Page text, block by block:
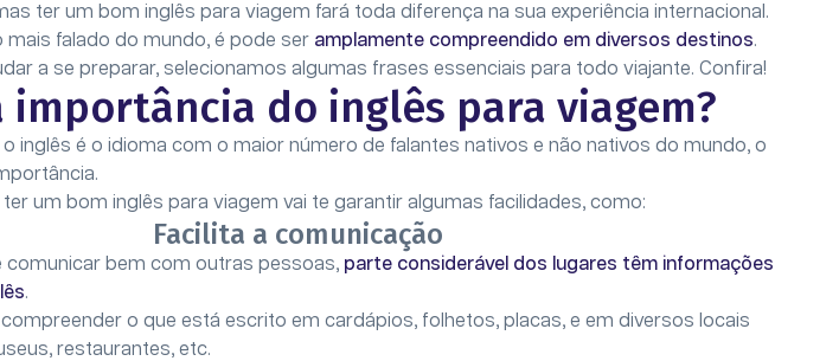
ter um bom inglês para viagem fará toda diferença na sua experiência internacional.
mais falado do mundo, é pode ser amplamente compreendido em diversos destinos.
a se preparar, selecionamos algumas frases essenciais para todo viajante. Confira!
importância do inglês para viagem?
inglês é o idioma com o maior número de falantes nativos e não nativos do mundo, o
ter um bom inglês para viagem vai te garantir algumas facilidades, como:
Facilita a comunicação
comunicar bem com outras pessoas, parte considerável dos lugares têm informações
.
o que está escrito em cardápios, folhetos, placas, e em diversos locais
restaurantes, etc.